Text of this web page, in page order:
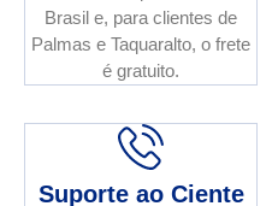
Brasil e, para clientes de
Palmas e Taquaralto, o frete
é gratuito.
Suporte ao Ciente